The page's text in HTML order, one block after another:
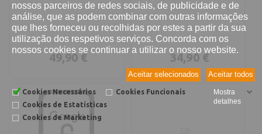
nossos parceiros de redes sociais, de publicidade e de
análise, que as podem combinar com outras informações
que lhes forneceu ou recolhidas por estes a partir da sua
utilização dos respetivos serviços. Concorda com os
nossos cookies se continuar a utilizar o nosso website.
Aceitar todos
Aceitar selecionados
Cookies Necessários
Cookies Funcionais
Cookies de Estatísticas
Cookies de Marketing
Mostra
detalhes
49,90 € 34,90 €